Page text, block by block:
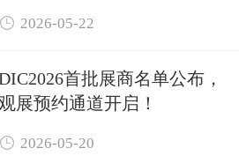
 2026-05-22
首批展商名单公布，
观展预约通道开启！
 2026-05-20